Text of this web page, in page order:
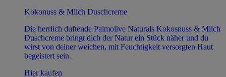
Kokonuss & Milch Duschcreme
Die herrlich duftende Palmolive Naturals Kokosnuss & Milch
Duschcreme bringt dich der Natur ein Stück näher und du
wirst von deiner weichen, mit Feuchtigkeit versorgten Haut
begeistert sein.
Hier kaufen